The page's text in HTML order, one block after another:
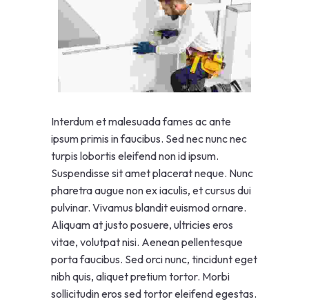
Interdum et malesuada fames ac ante
ipsum primis in faucibus. Sed nec nunc nec
turpis lobortis eleifend non id ipsum.
Suspendisse sit amet placerat neque. Nunc
pharetra augue non ex iaculis, et cursus dui
pulvinar. Vivamus blandit euismod ornare.
Aliquam at justo posuere, ultricies eros
vitae, volutpat nisi. Aenean pellentesque
porta faucibus. Sed orci nunc, tincidunt eget
nibh quis, aliquet pretium tortor. Morbi
sollicitudin eros sed tortor eleifend egestas.